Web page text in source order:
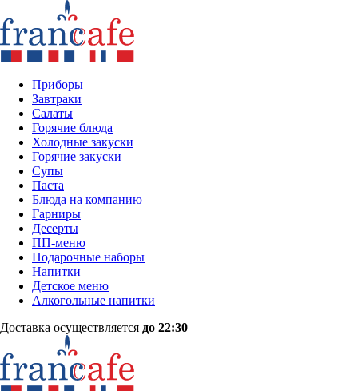
Приборы
Завтраки
Салаты
Горячие блюда
Холодные закуски
Горячие закуски
Супы
Паста
Блюда на компанию
Гарниры
Десерты
ПП-меню
Подарочные наборы
Напитки
Детское меню
Алкогольные напитки
Доставка осуществляется до 22:30